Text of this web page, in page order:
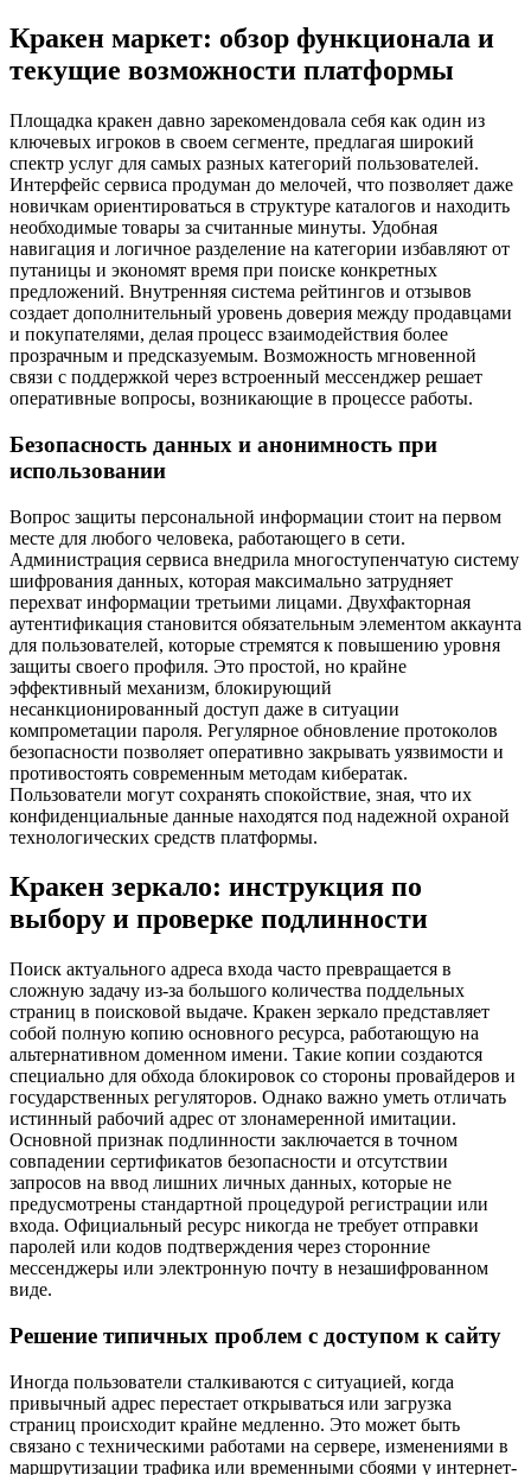
Кракен маркет: обзор функционала и
текущие возможности платформы
Площадка кракен давно зарекомендовала себя как один из
ключевых игроков в своем сегменте, предлагая широкий
спектр услуг для самых разных категорий пользователей.
Интерфейс сервиса продуман до мелочей, что позволяет даже
новичкам ориентироваться в структуре каталогов и находить
необходимые товары за считанные минуты. Удобная
навигация и логичное разделение на категории избавляют от
путаницы и экономят время при поиске конкретных
предложений. Внутренняя система рейтингов и отзывов
создает дополнительный уровень доверия между продавцами
и покупателями, делая процесс взаимодействия более
прозрачным и предсказуемым. Возможность мгновенной
связи с поддержкой через встроенный мессенджер решает
оперативные вопросы, возникающие в процессе работы.
Безопасность данных и анонимность при
использовании
Вопрос защиты персональной информации стоит на первом
месте для любого человека, работающего в сети.
Администрация сервиса внедрила многоступенчатую систему
шифрования данных, которая максимально затрудняет
перехват информации третьими лицами. Двухфакторная
аутентификация становится обязательным элементом аккаунта
для пользователей, которые стремятся к повышению уровня
защиты своего профиля. Это простой, но крайне
эффективный механизм, блокирующий
несанкционированный доступ даже в ситуации
компрометации пароля. Регулярное обновление протоколов
безопасности позволяет оперативно закрывать уязвимости и
противостоять современным методам кибератак.
Пользователи могут сохранять спокойствие, зная, что их
конфиденциальные данные находятся под надежной охраной
технологических средств платформы.
Кракен зеркало: инструкция по
выбору и проверке подлинности
Поиск актуального адреса входа часто превращается в
сложную задачу из-за большого количества поддельных
страниц в поисковой выдаче. Кракен зеркало представляет
собой полную копию основного ресурса, работающую на
альтернативном доменном имени. Такие копии создаются
специально для обхода блокировок со стороны провайдеров и
государственных регуляторов. Однако важно уметь отличать
истинный рабочий адрес от злонамеренной имитации.
Основной признак подлинности заключается в точном
совпадении сертификатов безопасности и отсутствии
запросов на ввод лишних личных данных, которые не
предусмотрены стандартной процедурой регистрации или
входа. Официальный ресурс никогда не требует отправки
паролей или кодов подтверждения через сторонние
мессенджеры или электронную почту в незашифрованном
виде.
Решение типичных проблем с доступом к сайту
Иногда пользователи сталкиваются с ситуацией, когда
привычный адрес перестает открываться или загрузка
страниц происходит крайне медленно. Это может быть
связано с техническими работами на сервере, изменениями в
маршрутизации трафика или временными сбоями у интернет-